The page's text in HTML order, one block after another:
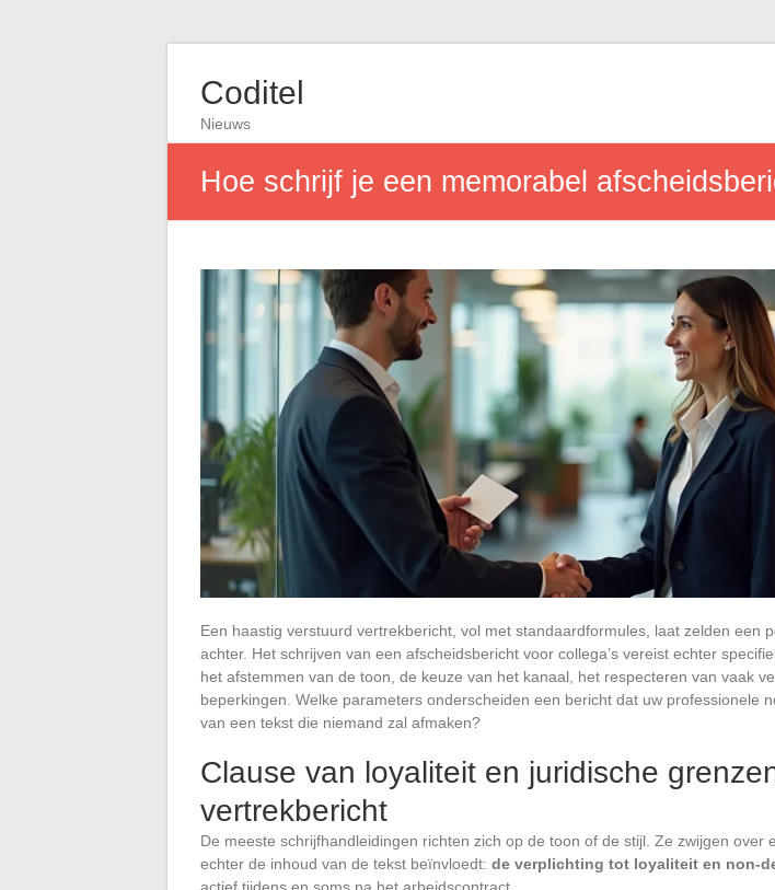
Coditel
Nieuws
Hoe schrijf je een memorabel
Een haastig verstuurd vertrekbericht, vol met standaardformules, laat zelden een
achter. Het schrijven van een afscheidsbericht voor collega’s vereist echter
het afstemmen van de toon, de keuze van het kanaal, het respecteren van vaak
beperkingen. Welke parameters onderscheiden een bericht dat uw professionele
van een tekst die niemand zal afmaken?
Clause van loyaliteit en juridische
vertrekbericht
De meeste schrijfhandleidingen richten zich op de toon of de stijl. Ze zwijgen over
echter de inhoud van de tekst beïnvloedt: de verplichting tot loyaliteit en non-